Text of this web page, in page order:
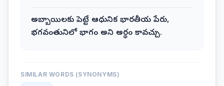
అబ్బాయిలకు పెట్టే ఆధునిక భారతీయ పేరు,
భగవంతునిలో భాగం అని అర్థం కావచ్చు.
SIMILAR WORDS (SYNONYMS)